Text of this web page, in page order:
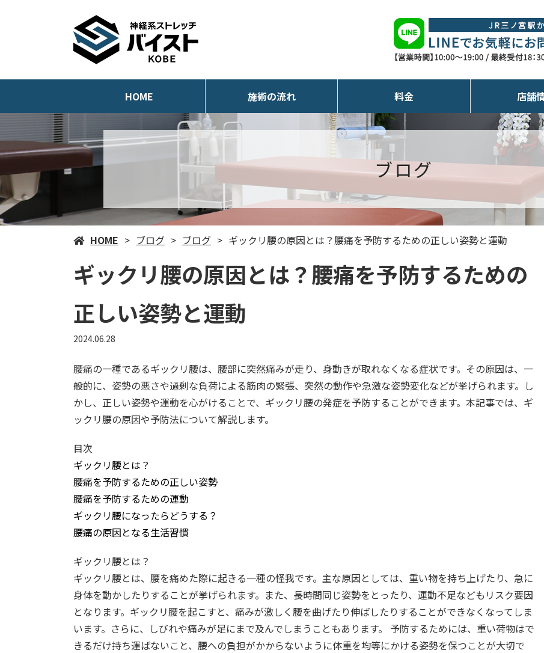
HOME 施術の流れ 料金 店舗
ブログ
HOME ブログ ブログ ギックリ腰の原因とは？腰痛を予防するための正しい姿勢と運動
ギックリ腰の原因とは？腰痛を予防するための
正しい姿勢と運動
2024.06.28
腰痛の一種であるギックリ腰は、腰部に突然痛みが走り、身動きが取れなくなる症状です。その原因は、一
般的に、姿勢の悪さや過剰な負荷による筋肉の緊張、突然の動作や急激な姿勢変化などが挙げられます。し
かし、正しい姿勢や運動を心がけることで、ギックリ腰の発症を予防することができます。本記事では、ギ
ックリ腰の原因や予防法について解説します。
目次
ギックリ腰とは？
腰痛を予防するための正しい姿勢
腰痛を予防するための運動
ギックリ腰になったらどうする？
腰痛の原因となる生活習慣
ギックリ腰とは？
ギックリ腰とは、腰を痛めた際に起きる一種の怪我です。主な原因としては、重い物を持ち上げたり、急に
身体を動かしたりすることが挙げられます。また、長時間同じ姿勢をとったり、運動不足などもリスク要因
となります。ギックリ腰を起こすと、痛みが激しく腰を曲げたり伸ばしたりすることができなくなってしま
います。さらに、しびれや痛みが足にまで及んでしまうこともあります。 予防するためには、重い荷物はで
きるだけ持ち運ばないこと、腰への負担がかからないように体重を均等にかける姿勢を保つことが大切で